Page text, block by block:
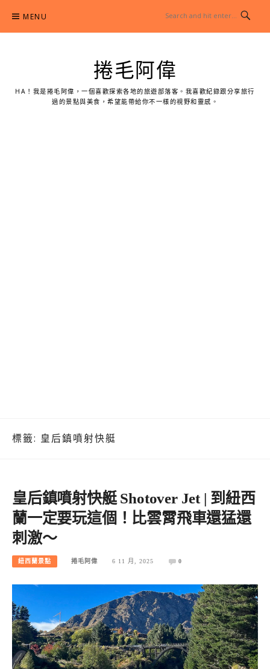
content
MENU
捲毛阿偉
HA！我是捲毛阿偉，一個喜歡探索各地的旅遊部落客。我喜歡紀錄跟分享旅行
過的景點與美食，希望能帶給你不一樣的視野和靈感。
標籤: 皇后鎮噴射快艇
皇后鎮噴射快艇 Shotover Jet | 到紐西
蘭一定要玩這個！比雲霄飛車還猛還
刺激～
紐西蘭景點 捲毛阿偉 6 11 月, 2025 0